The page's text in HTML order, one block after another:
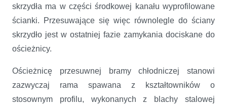
skrzydła ma w części środkowej kanału wyprofilowane
ścianki. Przesuwające się więc równolegle do ściany
skrzydło jest w ostatniej fazie zamykania dociskane do
ościeżnicy.
Ościeżnicę przesuwnej bramy chłodniczej stanowi
zazwyczaj rama spawana z kształtowników o
stosownym profilu, wykonanych z blachy stalowej